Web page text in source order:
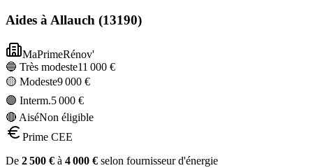
Aides àAllauch (13190)
MaPrimeRénov'
🔵 Très modeste11 000 €
🟡 Modeste9 000 €
🟣 Interm.5 000 €
🔴 AiséNon éligible
Prime CEE
De 2 500 € à 4 000 € selon fournisseur d'énergie